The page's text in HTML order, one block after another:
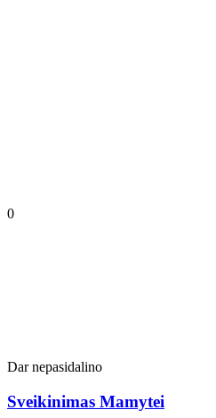
0
Dar nepasidalino
Sveikinimas Mamytei